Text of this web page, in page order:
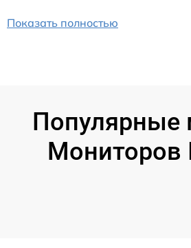
Показать полностью
Популярные
Мониторов